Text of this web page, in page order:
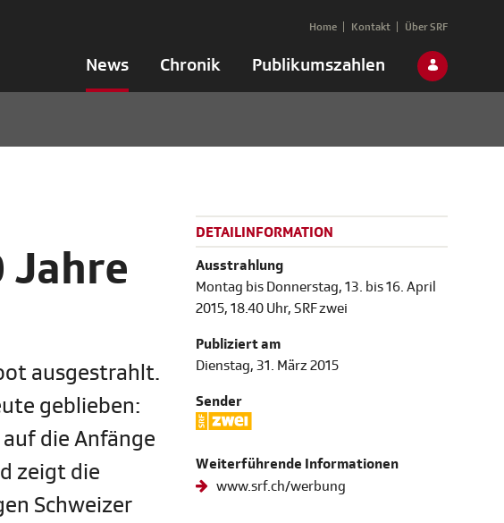
News Chronik Publikumszahlen
Home Kontakt Über SRF
Jahre
ausgestrahlt.
geblieben:
die Anfänge
zeigt die
Schweizer
DETAILINFORMATION
Ausstrahlung
Montag bis Donnerstag, 13. bis 16. April
2015, 18.40 Uhr, SRF zwei
Publiziert am
Dienstag, 31. März 2015
Sender
Weiterführende Informationen
www.srf.ch/werbung